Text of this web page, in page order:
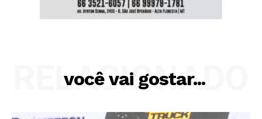
você vai gostar...
RELACIONADO